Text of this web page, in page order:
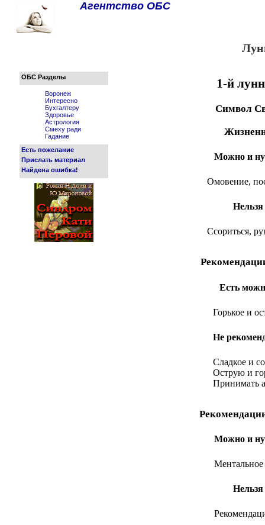
Агентство ОБС
ОБС Разделы
Воронеж
Интересно
Бухгалтеру
Здоровье
Астрология
Смеху ради
Гадание
Есть пожелание
Прислать материал
Найдена ошибка!
1-й
Символ
Можно и
Омовение,
Нельзя
Ссориться,
Есть
Горькое и
Не
Сладкое и
Острую и
Принимать
Можно и
Нельзя